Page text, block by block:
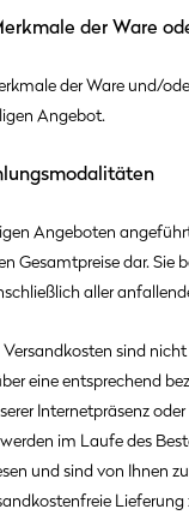
der Ware
der Ware und/
Angebot.
Angeboten
Gesamtpreise dar. Sie
aller
sind
eine entsprechend
Internetpräsenz
im Laufe des
und sind von Ihnen
Lieferung